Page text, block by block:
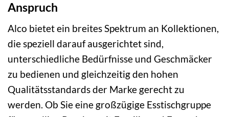
Anspruch
Alco bietet ein breites Spektrum an Kollektionen,
die speziell darauf ausgerichtet sind,
unterschiedliche Bedürfnisse und Geschmäcker
zu bedienen und gleichzeitig den hohen
Qualitätsstandards der Marke gerecht zu
werden. Ob Sie eine großzügige Esstischgruppe